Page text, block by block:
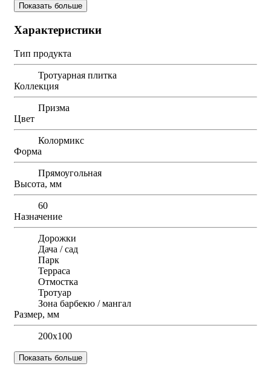
Показать больше
Характеристики
Тип продукта
Тротуарная плитка
Коллекция
Призма
Цвет
Колормикс
Форма
Прямоугольная
Высота, мм
60
Назначение
Дорожки
Дача / сад
Парк
Терраса
Отмостка
Тротуар
Зона барбекю / мангал
Размер, мм
200х100
Показать больше